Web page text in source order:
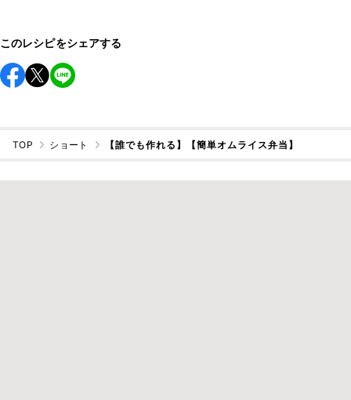
このレシピをシェアする
TOP ショート 【誰でも作れる】【簡単オムライス弁当】